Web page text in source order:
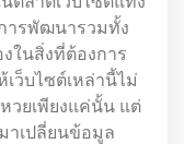
ารพัฒนารวมทั้ง
ในสิ่งที่ต้องการ
ว็บไซต์เหล่านี้ไม่
วยเพียงแค่นั้น แต่
าเปลี่ยนข้อมูล